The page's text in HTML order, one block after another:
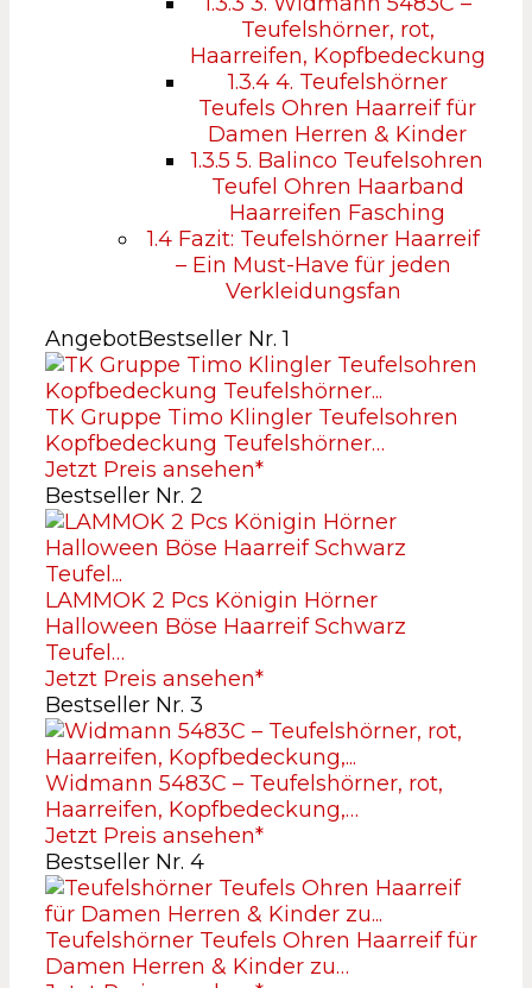
Teufelshörner, rot,
Haarreifen, Kopfbedeckung
1.3.44. Teufelshörner
Teufels Ohren Haarreif für
Damen Herren & Kinder
1.3.5 5. Balinco Teufelsohren
Teufel Ohren Haarband
Haarreifen Fasching
1.4 Fazit: Teufelshörner Haarreif
– Ein Must-Have für jeden
Verkleidungsfan
AngebotBestseller Nr. 1
TK Gruppe Timo Klingler Teufelsohren
Kopfbedeckung Teufelshörner…
Jetzt Preis ansehen*
Bestseller Nr. 2
LAMMOK 2 Pcs Königin Hörner
Halloween Böse Haarreif Schwarz
Teufel…
Jetzt Preis ansehen*
Bestseller Nr. 3
Widmann 5483C – Teufelshörner, rot,
Haarreifen, Kopfbedeckung,…
Jetzt Preis ansehen*
Bestseller Nr. 4
Teufelshörner Teufels Ohren Haarreif für
Damen Herren & Kinder zu…